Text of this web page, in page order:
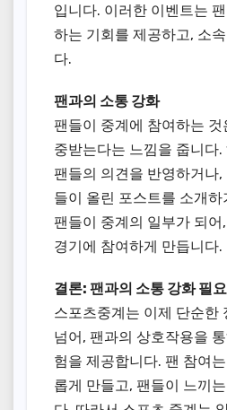
입니다. 이러한 이벤트는
하는 기회를 제공하고, 소
다.
팬과의 소통 강화
팬들이 중계에 참여하는
중받는다는 느낌을 줍니다
팬들의 의견을 반영하거나
들이 올린 포스트를 소개
팬들이 중계의 일부가 되
경기에 참여하게 만듭니다.
결론: 팬과의 소통 강화 필
스포츠중계는 이제 단순한
넘어, 팬과의 상호작용을
험을 제공합니다. 팬 참여
롭게 만들고, 팬들이 느끼